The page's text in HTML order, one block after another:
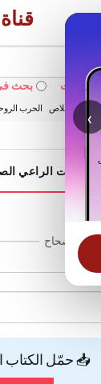
‹
بحث
الخلاص الحرب
خدمات الراعي
الإصحاح
📥 حمّل الكتاب